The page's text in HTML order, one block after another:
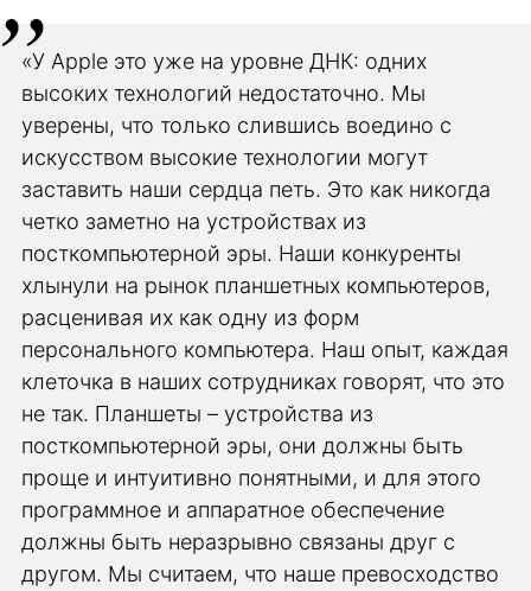
«У Apple это уже на уровне ДНК: одних
высоких технологий недостаточно. Мы
уверены, что только слившись воедино с
искусством высокие технологии могут
заставить наши сердца петь. Это как никогда
четко заметно на устройствах из
посткомпьютерной эры. Наши конкуренты
хлынули на рынок планшетных компьютеров,
расценивая их как одну из форм
персонального компьютера. Наш опыт, каждая
клеточка в наших сотрудниках говорят, что это
не так. Планшеты – устройства из
посткомпьютерной эры, они должны быть
проще и интуитивно понятными, и для этого
программное и аппаратное обеспечение
должны быть неразрывно связаны друг с
другом. Мы считаем, что наше превосходство